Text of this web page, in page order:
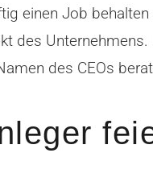
einen Job
des
des CEOs